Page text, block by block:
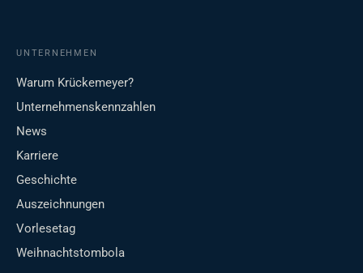
UNTERNEHMEN
Warum Krückemeyer?
Unternehmenskennzahlen
News
Karriere
Geschichte
Auszeichnungen
Vorlesetag
Weihnachtstombola